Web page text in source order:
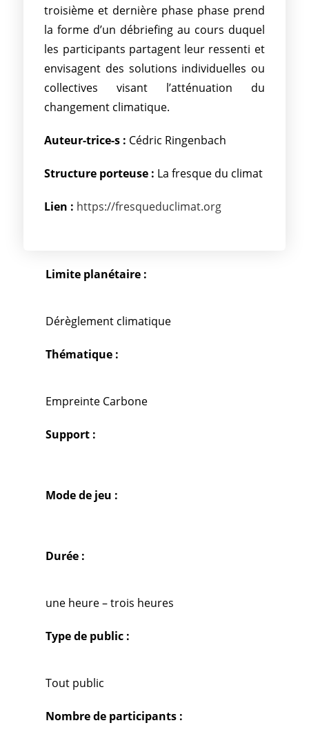
troisième et dernière phase phase prend
la forme d’un débriefing au cours duquel
les participants partagent leur ressenti et
envisagent des solutions individuelles ou
collectives visant l’atténuation du
changement climatique.
Auteur-trice-s : Cédric Ringenbach
Structure porteuse : La fresque du climat
Lien : https://fresqueduclimat.org
Limite planétaire :
Dérèglement climatique
Thématique :
Empreinte Carbone
Support :
Mode de jeu :
Durée :
une heure – trois heures
Type de public :
Tout public
Nombre de participants :